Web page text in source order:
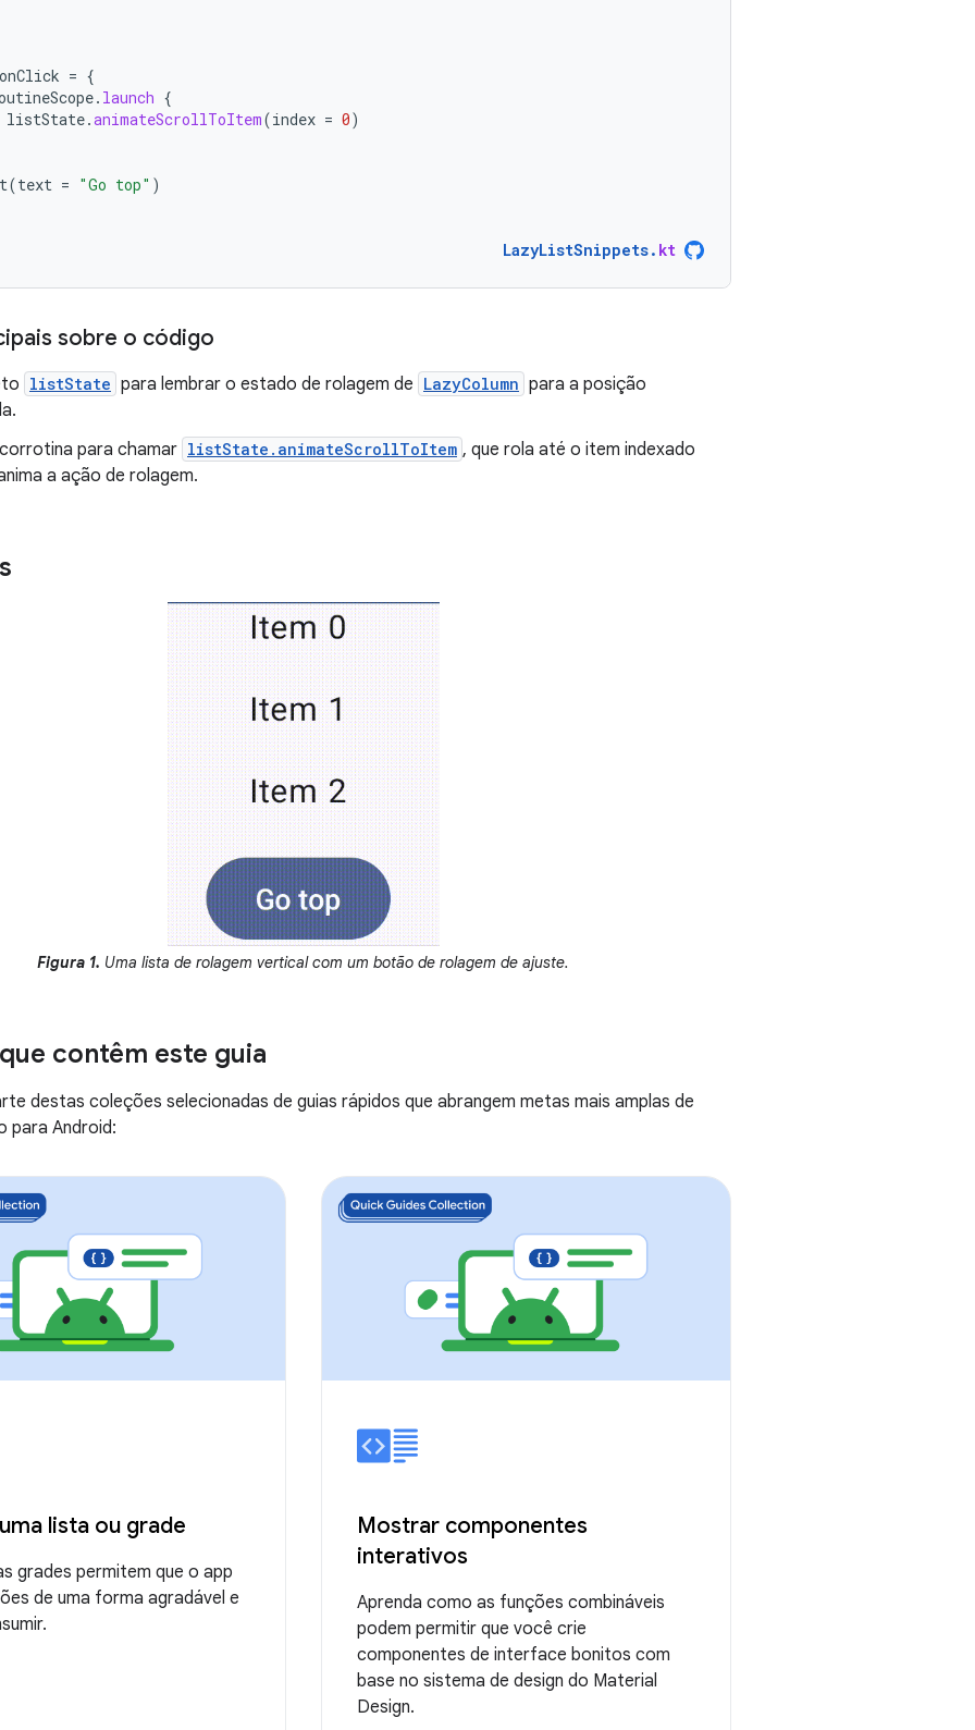
onClick = {
. launch {
listState.animateScrollToItem(index = 0)
(text = "Go top" )
LazyListSnippets. kt
sobre o código
listState para lembrar o estado de rolagem de LazyColumn para a posição
para chamar listState.animateScrollToItem , que rola até o item indexado
a ação de rolagem.
Figura 1. Uma lista de rolagem vertical com um botão de rolagem de ajuste.
contêm este guia
destas coleções selecionadas de guias rápidos que abrangem metas mais amplas de
para Android:
lista ou grade
grades permitem que o app
de uma forma agradável e
Mostrar componentes
interativos
Aprenda como as funções combináveis
podem permitir que você crie
componentes de interface bonitos com
base no sistema de design do Material
Design.